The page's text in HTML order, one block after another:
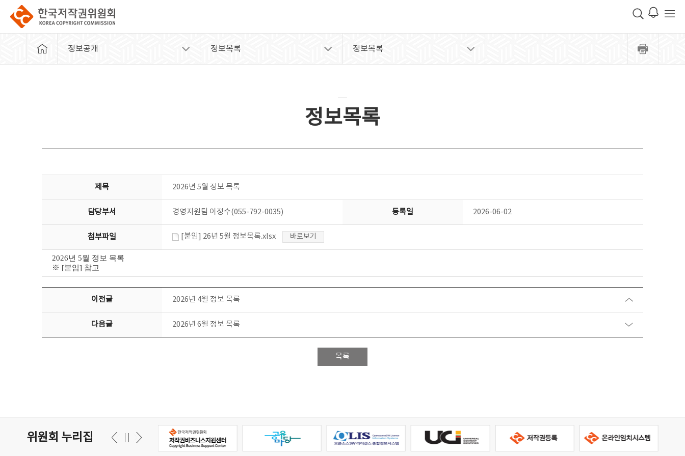
정보공개 정보목록 정보목록
정보목록
제목 2026년 5월 정보 목록
담당부서 경영지원팀 이정수(055-792-0035) 등록일 2026-06-02
첨부파일 [붙임] 26년 5월 정보목록.xlsx 바로보기
2026년 5월 정보 목록
※ [붙임] 참고
이전글 2026년 4월 정보 목록
다음글 2026년 6월 정보 목록
목록
위원회 누리집